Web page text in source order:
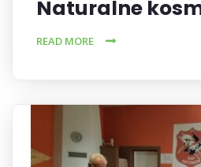
Naturalne
READ MORE